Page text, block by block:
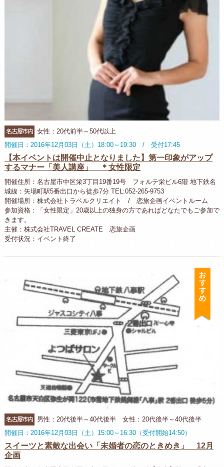
名古屋市内 女性：20代前半～50代以上
開催日：2016年12月03日（土）18:00～19:30 / 受付17:45
【本イベントは開催中止となりました】第一印象がアップ
するマナー「美人講座」 ＊女性限定
開催住所：名古屋市中区栄3丁目19番19号 フォルテ栄ビル6階 地下鉄名
城線：矢場町駅5番出口から徒歩7分 TEL:052-265-9753
開催場所：株式会社トラベルクリエイト / 恋旅企画イベントルーム
参加資格：「女性限定」20歳以上の独身の方であればどなたでもご参加で
きます。
主催：株式会社TRAVEL CREATE 恋旅企画
受付状況：イベント終了
名古屋市内
男性：20代後半～40代後半 女性：20代後半～40代後半
開催日：2016年12月03日（土）15:00～16:30（受付開始14:50）
スイーツと素敵な出会い「未婚者の恋のときめき」 12月
企画